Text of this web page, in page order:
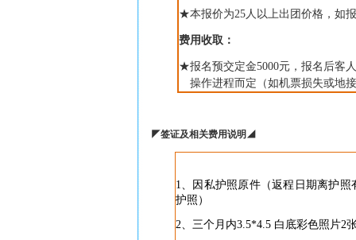
★本报价为25人以上出团价格，如
费用收取：
★报名预交定金5000元，报名后客
操作进程而定（如机票损失或地
◤签证及相关费用说明 ◢
1、因私护照原件（返程日期离护照
护照）
2、三个月内3.5*4.5 白底彩色照片2